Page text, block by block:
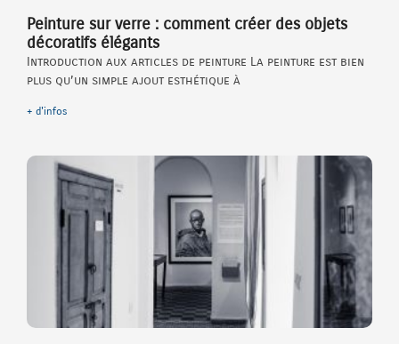
Peinture sur verre : comment créer des objets
décoratifs élégants
Introduction aux articles de peinture La peinture est bien
plus qu’un simple ajout esthétique à
+ d'infos